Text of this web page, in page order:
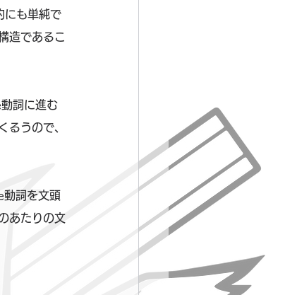
にも単純で
造であるこ
詞に進む
るうので、
詞を文頭
あたりの文